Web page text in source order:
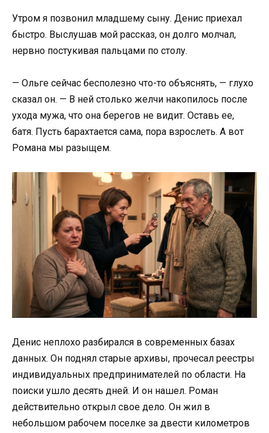
Утром я позвонил младшему сыну. Денис приехал
быстро. Выслушав мой рассказ, он долго молчал,
нервно постукивая пальцами по столу.
— Ольге сейчас бесполезно что-то объяснять, — глухо
сказал он. — В ней столько желчи накопилось после
ухода мужа, что она берегов не видит. Оставь ее,
батя. Пусть барахтается сама, пора взрослеть. А вот
Романа мы разыщем.
Денис неплохо разбирался в современных базах
данных. Он поднял старые архивы, прочесал реестры
индивидуальных предпринимателей по области. На
поиски ушло десять дней. И он нашел. Роман
действительно открыл свое дело. Он жил в
небольшом рабочем поселке за двести километров